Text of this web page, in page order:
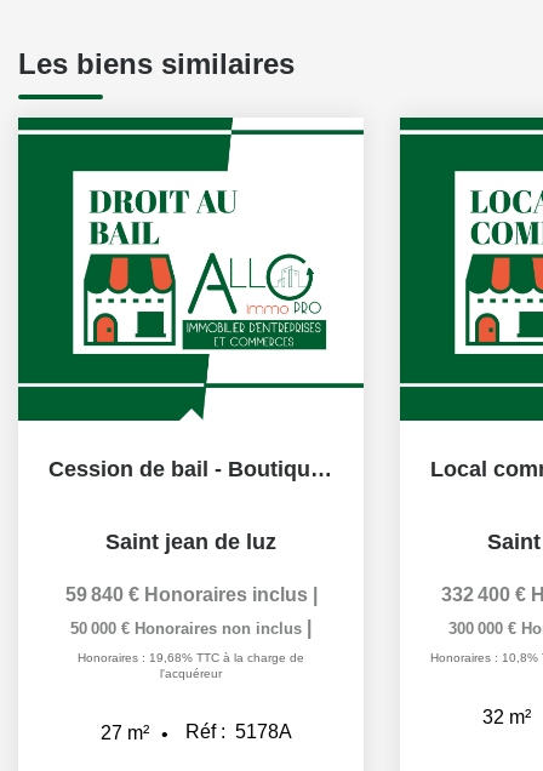
Les biens similaires
Cession de bail - Boutique à Saint Jean De Luz
Saint jean de luz
59 840 € Honoraires inclus
50 000 € Honoraires non inclus
Honoraires : 19,68% TTC à la charge de
l'acquéreur
27 m² Réf : 5178A
332 400 €
300 000 €
Honoraires : 10,8%
32 m²